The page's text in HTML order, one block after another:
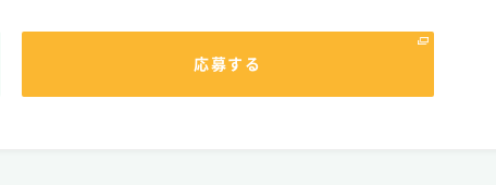
応募する